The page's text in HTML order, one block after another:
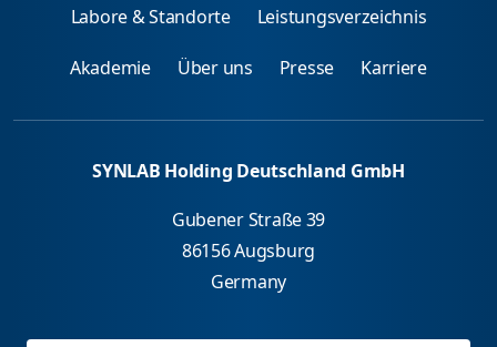
Labore & Standorte Leistungsverzeichnis
Akademie Über uns Presse Karriere
SYNLAB Holding Deutschland GmbH
Gubener Straße 39
86156 Augsburg
Germany